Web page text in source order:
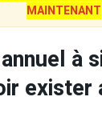
MAINTENANT
à
exister